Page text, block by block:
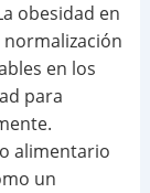
obesidad en
en los
para
alimentario
un